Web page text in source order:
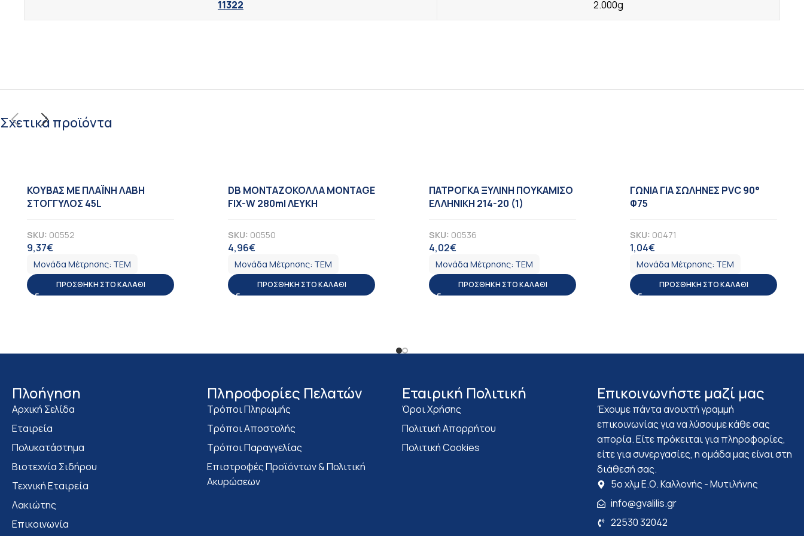
11322 2.000g
Σχετικά προϊόντα
KOYBAΣ ΜΕ ΠΛΑΪΝΗ ΛΑΒΗ
ΣΤΟΓΓΥΛΟΣ 45L
SKU: 00552
9,37€
Μονάδα Μέτρησης: ΤΕΜ
ΠΡΟΣΘΉΚΗ ΣΤΟ ΚΑΛΆΘΙ
DB ΜΟΝΤΑΖΟΚΟΛΛΑ MONTAGE
FIX-W 280ml ΛΕΥΚΗ
SKU: 00550
4,96€
Μονάδα Μέτρησης: ΤΕΜ
ΠΡΟΣΘΉΚΗ ΣΤΟ ΚΑΛΆΘΙ
ΠΑΤΡΟΓΚΑ ΞΥΛΙΝΗ ΠΟΥΚΑΜΙΣΟ
ΕΛΛΗΝΙΚΗ 214-20 (1)
SKU: 00536
4,02€
Μονάδα Μέτρησης: ΤΕΜ
ΠΡΟΣΘΉΚΗ ΣΤΟ ΚΑΛΆΘΙ
ΓΩΝΙΑ ΓΙΑ ΣΩΛΗΝΕΣ PVC 90°
Φ75
SKU: 00471
1,04€
Μονάδα Μέτρησης: ΤΕΜ
ΠΡΟΣΘΉΚΗ ΣΤΟ ΚΑΛΆΘΙ
Πλοήγηση
Αρχική Σελίδα
Εταιρεία
Πολυκατάστημα
Bιοτεχνία Σιδήρου
Τεχνική Εταιρεία
Λακιώτης
Επικοινωνία
Πληροφορίες Πελατών
Τρόποι Πληρωμής
Τρόποι Αποστολής
Τρόποι Παραγγελίας
Επιστροφές Προϊόντων & Πολιτική
Ακυρώσεων
Eταιρική Πολιτική
Όροι Χρήσης
Πολιτική Απορρήτου
Πολιτική Cookies
Επικοινωνήστε μαζί μας
Έχουμε πάντα ανοιχτή γραμμή
επικοινωνίας για να λύσουμε κάθε σας
απορία. Είτε πρόκειται για πληροφορίες,
είτε για συνεργασίες, η ομάδα μας είναι στη
διάθεσή σας.
5ο χλμ Ε.Ο. Καλλονής - Μυτιλήνης
info@gvalilis.gr
22530 32042